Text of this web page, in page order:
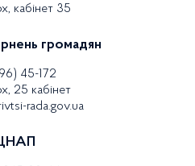
кабінет 35
громадян
45-172
25 кабінет
rada.gov.ua